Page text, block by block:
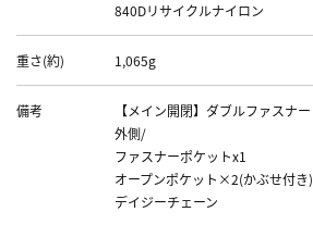
840Dリサイクルナイロン
重さ(約) 1,065g
備考
【メイン開閉】ダブルファスナー
外側/
ファスナーポケットx1
オープンポケット×2(かぶせ付き)
デイジーチェーン